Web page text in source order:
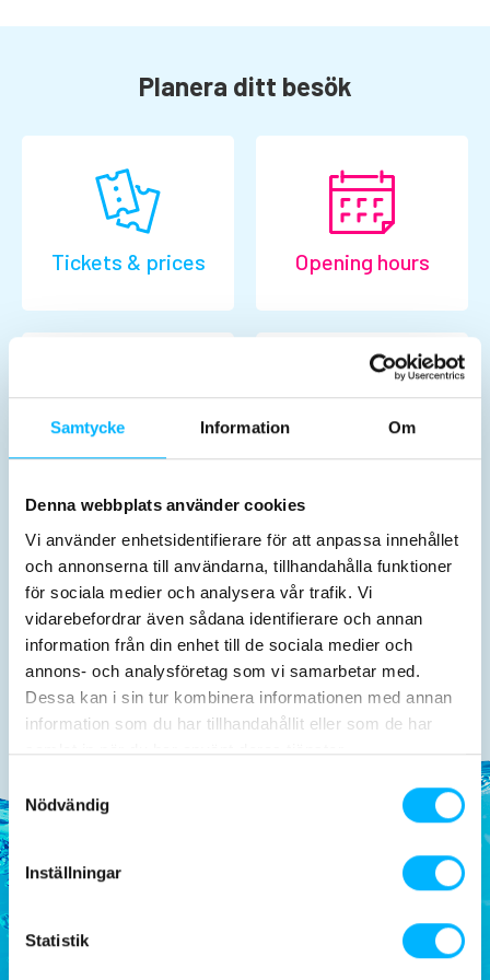
Samtycke Information Om
Denna webbplats använder cookies
Vi använder enhetsidentifierare för att anpassa innehållet
och annonserna till användarna, tillhandahålla funktioner
för sociala medier och analysera vår trafik. Vi
vidarebefordrar även sådana identifierare och annan
information från din enhet till de sociala medier och
annons- och analysföretag som vi samarbetar med.
Dessa kan i sin tur kombinera informationen med annan
information som du har tillhandahållit eller som de har
samlat in när du har använt deras tjänster.
Nödvändig
Inställningar
Statistik
Planera ditt besök
Tickets & prices Opening hours
Activities Before the visit
Food & Drink